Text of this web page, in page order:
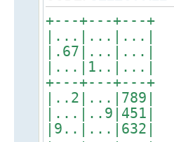
+---+---+---+
|...|...|...|
|.67|...|...|
|...|1..|...|
+---+---+---+
|..2|...|789|
|...|..9|451|
|9..|...|632|